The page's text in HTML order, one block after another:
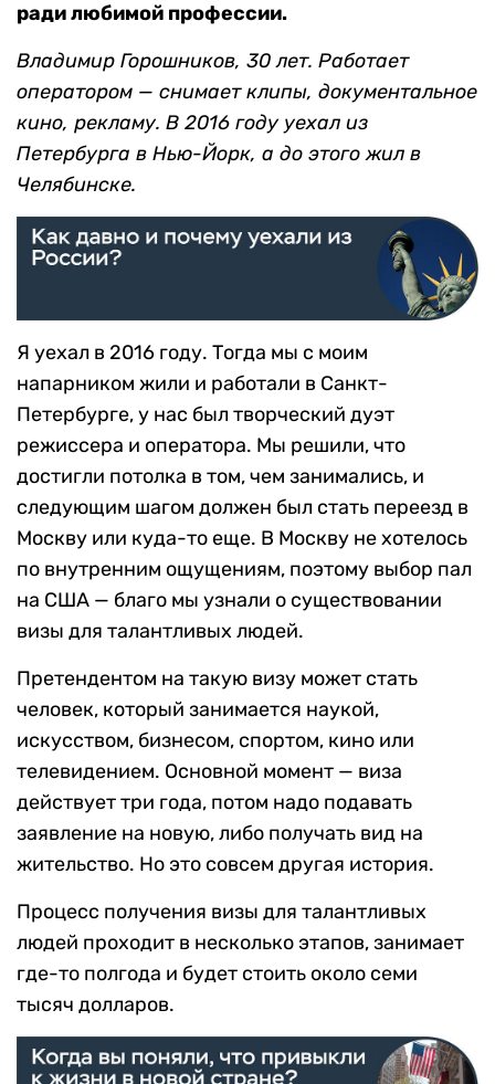
ради любимой профессии.
Владимир Горошников, 30 лет. Работает
оператором — снимает клипы, документальное
кино, рекламу. В 2016 году уехал из
Петербурга в Нью-Йорк, а до этого жил в
Челябинске.
Я уехал в 2016 году. Тогда мы с моим
напарником жили и работали в Санкт-
Петербурге, у нас был творческий дуэт
режиссера и оператора. Мы решили, что
достигли потолка в том, чем занимались, и
следующим шагом должен был стать переезд в
Москву или куда-то еще. В Москву не хотелось
по внутренним ощущениям, поэтому выбор пал
на США — благо мы узнали о существовании
визы для талантливых людей.
Претендентом на такую визу может стать
человек, который занимается наукой,
искусством, бизнесом, спортом, кино или
телевидением. Основной момент — виза
действует три года, потом надо подавать
заявление на новую, либо получать вид на
жительство. Но это совсем другая история.
Процесс получения визы для талантливых
людей проходит в несколько этапов, занимает
где-то полгода и будет стоить около семи
тысяч долларов.